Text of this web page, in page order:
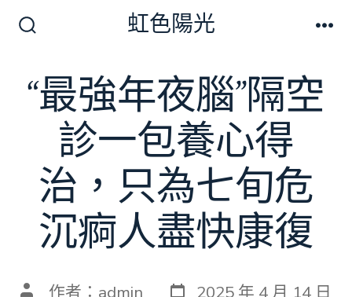
換
開
虹色陽光
“最強年夜腦”隔空
診一包養心得
治，只為七旬危
沉痾人盡快康復
文 作者： admin 發
2025 年 4 月 14 日